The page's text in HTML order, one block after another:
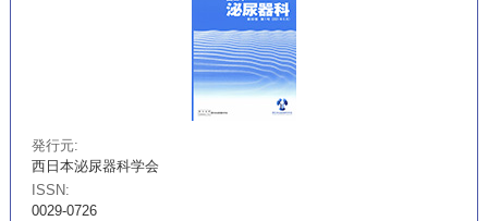
発行元
西日本泌尿器科学会
ISSN
0029-0726